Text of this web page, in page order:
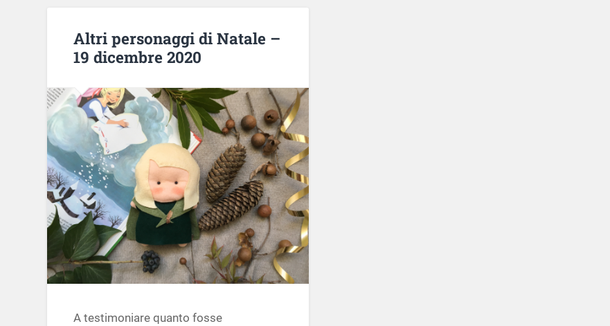
Altri personaggi di Natale –
19 dicembre 2020
A testimoniare quanto fosse